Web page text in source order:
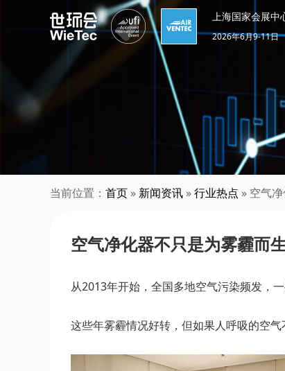
上海国家会展中
2026年6月9-11日
当前位置： 首页 » 新闻资讯 »行业热点 » 空气
空气净化器不只是为雾霾而
从2013年开始，全国多地空气污染频发，
这些年雾霾情况好转，但如果人呼吸的空